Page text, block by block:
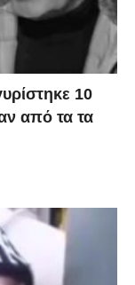
10
από τα τα